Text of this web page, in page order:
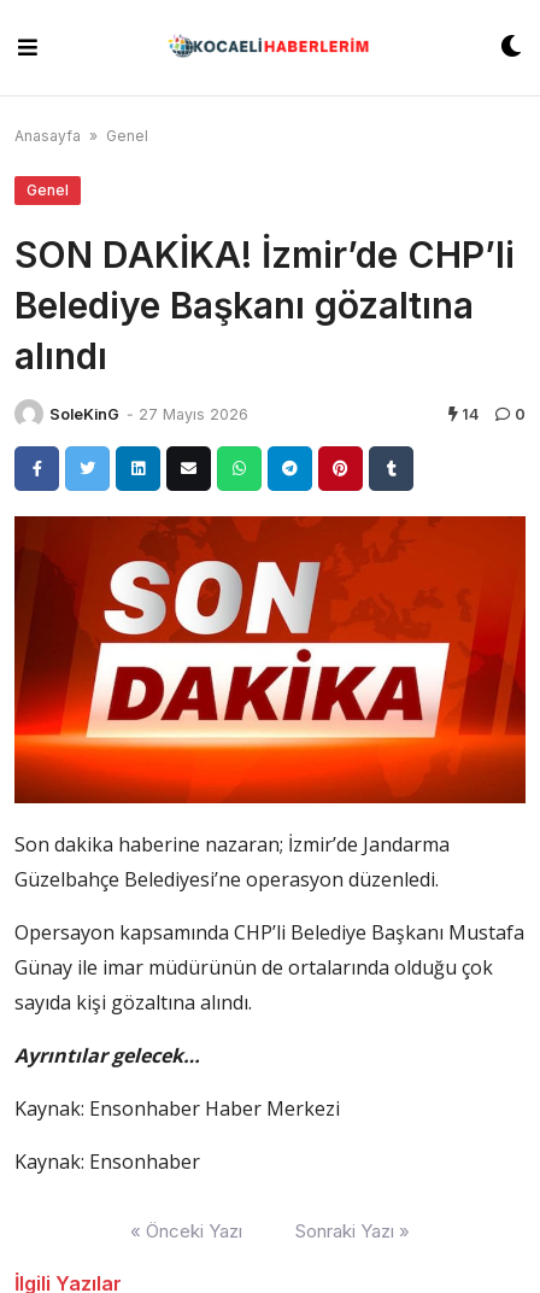
content
Anasayfa » Genel
Genel
SON DAKİKA! İzmir’de CHP’li
Belediye Başkanı gözaltına
alındı
SoleKinG - 27 Mayıs 2026 14 0
Son dakika haberine nazaran; İzmir’de Jandarma
Güzelbahçe Belediyesi’ne operasyon düzenledi.
Opersayon kapsamında CHP’li Belediye Başkanı Mustafa
Günay ile imar müdürünün de ortalarında olduğu çok
sayıda kişi gözaltına alındı.
Ayrıntılar gelecek…
Kaynak: Ensonhaber Haber Merkezi
Kaynak: Ensonhaber
« Önceki Yazı Sonraki Yazı »
İlgili Yazılar